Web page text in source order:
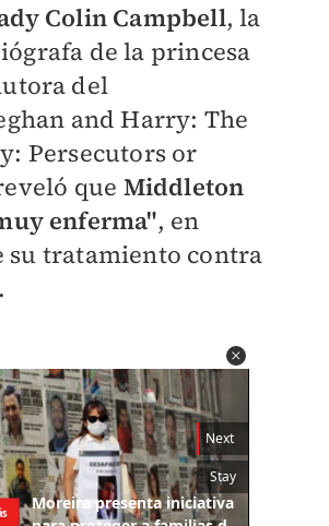
Colin Campbell,la
de la princesa
del
and Harry: The
Persecutors or
que Middleton
enferma", en
su tratamiento contra